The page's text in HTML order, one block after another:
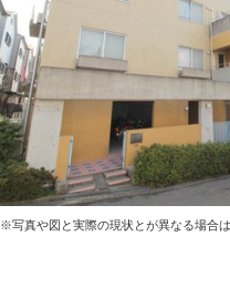
※写真や図と実際の現状とが異なる場合